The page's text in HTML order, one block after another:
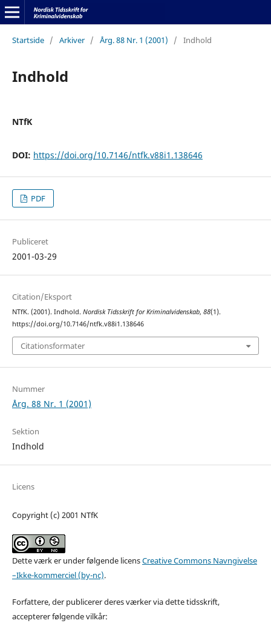
Startside / Arkiver / Årg. 88 Nr. 1 (2001) / Indhold
Indhold
NTfK
DOI: https://doi.org/10.7146/ntfk.v88i1.138646
PDF
Publiceret
2001-03-29
Citation/Eksport
NTfK. (2001). Indhold. Nordisk Tidsskrift for Kriminalvidenskab, 88(1).
https://doi.org/10.7146/ntfk.v88i1.138646
Citationsformater
Nummer
Årg. 88 Nr. 1 (2001)
Sektion
Indhold
Licens
Copyright (c) 2001 NTfK
Dette værk er under følgende licensCreative Commons Navngivelse
–Ikke-kommerciel (by-nc).
Forfattere, der publicerer deres værker via dette tidsskrift,
accepterer følgende vilkår: